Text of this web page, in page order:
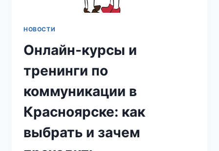
НОВОСТИ
Онлайн-курсы и
тренинги по
коммуникации в
Красноярске: как
выбрать и зачем